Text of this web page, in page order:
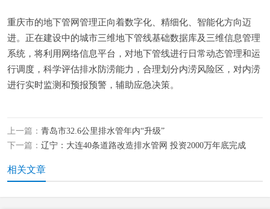
重庆市的地下管网管理正向着数字化、精细化、智能化方向迈
进。正在建设中的城市三维地下管线基础数据库及三维信息管理
系统，将利用网络信息平台，对地下管线进行日常动态管理和运
行调度，科学评估排水防涝能力，合理划分内涝风险区，对内涝
进行实时监测和预报预警，辅助应急决策。
上一篇： 青岛市32.6公里排水管年内“升级”
下一篇： 辽宁：大连40条道路改造排水管网 投资2000万年底完成
相关文章